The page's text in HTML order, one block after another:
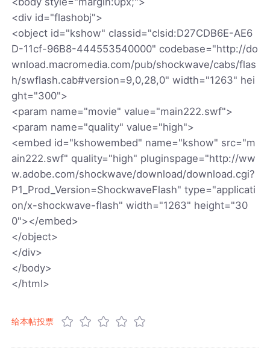
<div id="flashobj">
<object id="kshow" classid="clsid:D27CDB6E-AE6
D-11cf-96B8-444553540000" codebase="http://do
wnload.macromedia.com/pub/shockwave/cabs/flas
h/swflash.cab#version=9,0,28,0" width="1263" hei
ght="300">
<param name="movie" value="main222.swf">
<param name="quality" value="high">
<embed id="kshowembed" name="kshow" src="m
ain222.swf" quality="high" pluginspage="http://ww
w.adobe.com/shockwave/download/download.cgi?
P1_Prod_Version=ShockwaveFlash" type="applicati
on/x-shockwave-flash" width="1263" height="30
0"></embed>
</object>
</div>
</body>
</html>
给本帖投票